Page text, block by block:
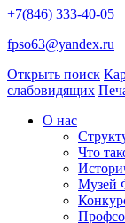
+7(846) 333-40-05
fpso63@yandex.ru
Открыть поиск
слабовидящих
О нас
Что